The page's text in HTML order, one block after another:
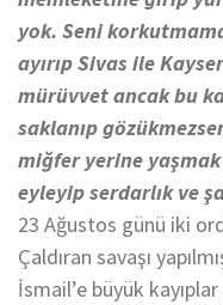
yok. Seni
ayırıp Sivas ile
mürüvvet ancak bu
saklanıp
miğfer yerine
eyleyip serdarlık ve
23 Ağustos günü iki
Çaldıran savaşı
İsmail’e büyük